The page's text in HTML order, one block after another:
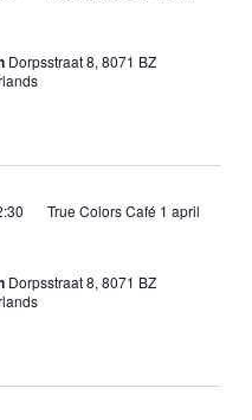
Dorpsstraat 8, 8071 BZ
True Colors Café 1 april
Dorpsstraat 8, 8071 BZ